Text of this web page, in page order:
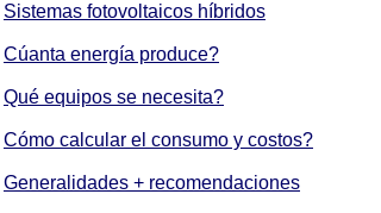
Sistemas fotovoltaicos híbridos
Cúanta energía produce?
Qué equipos se necesita?
Cómo calcular el consumo y costos?
Generalidades + recomendaciones